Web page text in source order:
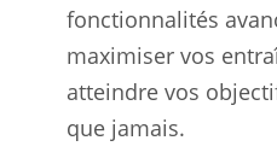
fonctionnalités
maximiser vos
atteindre vos
que jamais.